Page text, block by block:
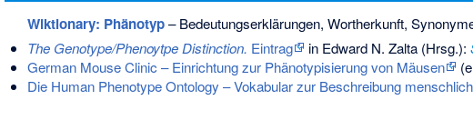
Wiktionary: Phänotyp– Bedeutungserklärungen, Wortherkunft,
The Genotype/Phenoytpe Distinction. Eintrag in Edward N. Zalta (Hrsg.):
German Mouse Clinic – Einrichtung zur Phänotypisierung von Mäusen
Die Human Phenotype Ontology – Vokabular zur Beschreibung